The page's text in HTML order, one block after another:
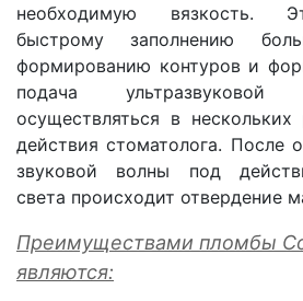
необходимую вязкость.
быстрому заполнению
формированию контуров и
подача
осуществляться в
действия стоматолога. После
звуковой волны под
света происходит отвердение
Преимуществами пломбы
являются: